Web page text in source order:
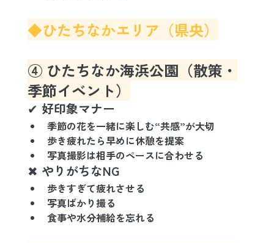
◆ひたちなかエリア（県央）
④ ひたちなか海浜公園（散策・
季節イベント）
✔ 好印象マナー
季節の花を一緒に楽しむ“共感”が大切
歩き疲れたら早めに休憩を提案
写真撮影は相手のペースに合わせる
✖ やりがちなNG
歩きすぎて疲れさせる
写真ばかり撮る
食事や水分補給を忘れる